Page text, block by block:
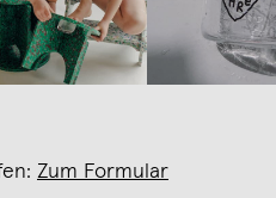
Zum Formular